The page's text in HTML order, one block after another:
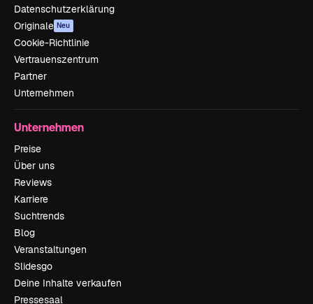
Datenschutzerklärung
Originale Neu
Cookie-Richtlinie
Vertrauenszentrum
Partner
Unternehmen
Unternehmen
Preise
Über uns
Reviews
Karriere
Suchtrends
Blog
Veranstaltungen
Slidesgo
Deine Inhalte verkaufen
Pressesaal